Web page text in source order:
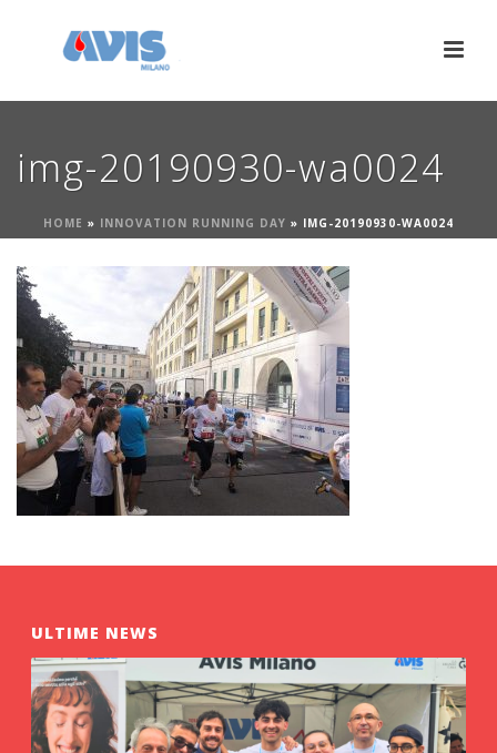
img-20190930-wa0024
HOME » INNOVATION RUNNING DAY » IMG-20190930-WA0024
ULTIME NEWS